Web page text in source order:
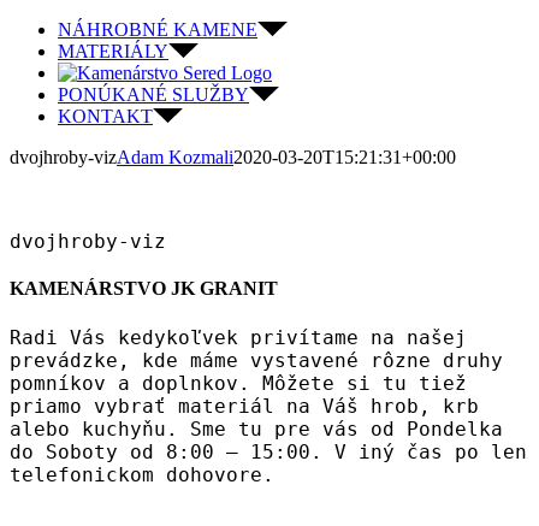
Skip
content
NÁHROBNÉ KAMENE
MATERIÁLY
PONÚKANÉ SLUŽBY
KONTAKT
dvojhroby-vizAdam Kozmali2020-03-20T15:21:31+00:00
dvojhroby-viz
KAMENÁRSTVO JK GRANIT
Radi Vás kedykoľvek privítame na našej
prevádzke, kde máme vystavené rôzne druhy
pomníkov a doplnkov. Môžete si tu tiež
priamo vybrať materiál na Váš hrob, krb
alebo kuchyňu. Sme tu pre vás od Pondelka
do Soboty od 8:00 – 15:00. V iný čas po len
telefonickom dohovore.